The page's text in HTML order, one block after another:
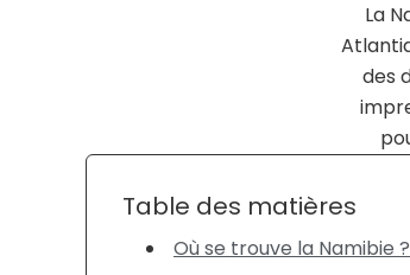
La
des
Table des matières
Où se trouve la Namibie ?